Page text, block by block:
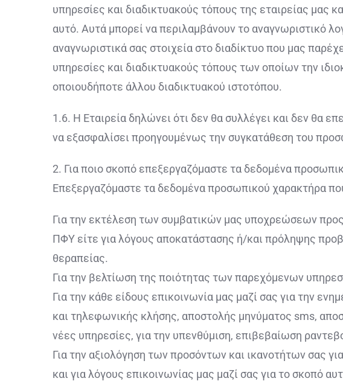
υπηρεσίες και διαδικτυακούς τόπους της εταιρείας μας
αυτό. Αυτά μπορεί να περιλαμβάνουν το αναγνωριστικό
αναγνωριστικά σας στοιχεία στο διαδίκτυο που μας
υπηρεσίες και διαδικτυακούς τόπους των οποίων την
οποιουδήποτε άλλου διαδικτυακού ιστοτόπου.
1.6. Η Εταιρεία δηλώνει ότι δεν θα συλλέγει και δεν θα
να εξασφαλίσει προηγουμένως την συγκατάθεση του
2. Για ποιο σκοπό επεξεργαζόμαστε τα δεδομένα
Επεξεργαζόμαστε τα δεδομένα προσωπικού χαρακτήρα
Για την εκτέλεση των συμβατικών μας υποχρεώσεων
ΠΦΥ είτε για λόγους αποκατάστασης ή/και πρόληψης
θεραπείας.
Για την βελτίωση της ποιότητας των παρεχόμενων
Για την κάθε είδους επικοινωνία μας μαζί σας για την
και τηλεφωνικής κλήσης, απoστολής μηνύματος sms,
νέες υπηρεσίες, για την υπενθύμιση, επιβεβαίωση
Για την αξιολόγηση των προσόντων και ικανοτήτων σας
και για λόγους επικοινωνίας μας μαζί σας για το σκοπό